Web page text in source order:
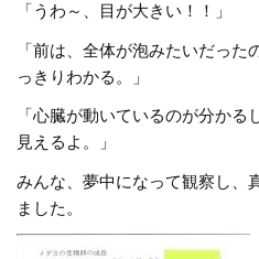
「うわ～、目が大きい！！」
「前は、全体が泡みたいだっ
っきりわかる。」
「心臓が動いているのが分か
見えるよ。」
みんな、夢中になって観察し、
ました。